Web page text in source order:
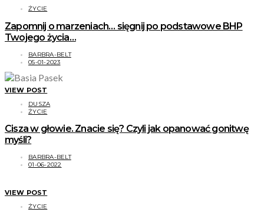
ŻYCIE
Zapomnij o marzeniach… sięgnij po podstawowe BHP
Twojego życia…
BARBRA-BELT
05-01-2023
VIEW POST
DUSZA
ŻYCIE
Cisza w głowie. Znacie się? Czyli jak opanować gonitwę
myśli?
BARBRA-BELT
01-06-2022
VIEW POST
ŻYCIE